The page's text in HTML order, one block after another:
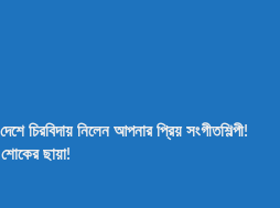
চিরবিদায় নিলেন আপনার প্রিয় সংগীতশিল্পী!
ছায়া!